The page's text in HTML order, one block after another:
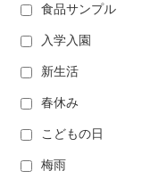
食品サンプル
入学入園
新生活
春休み
こどもの日
梅雨